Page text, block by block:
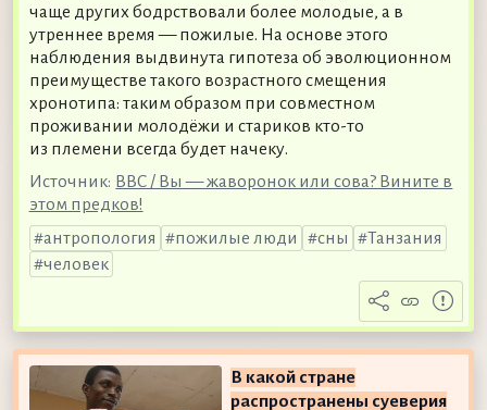
чаще других бодрствовали более молодые, а в
утреннее время — пожилые. На основе этого
наблюдения выдвинута гипотеза об эволюционном
преимуществе такого возрастного смещения
хронотипа: таким образом при совместном
проживании молодёжи и стариков кто-то
из племени всегда будет начеку.
Источник: BBC / Вы — жаворонок или сова? Вините в
этом предков!
антропология
пожилые люди сны
Танзания
человек
В какой стране
распространены суеверия